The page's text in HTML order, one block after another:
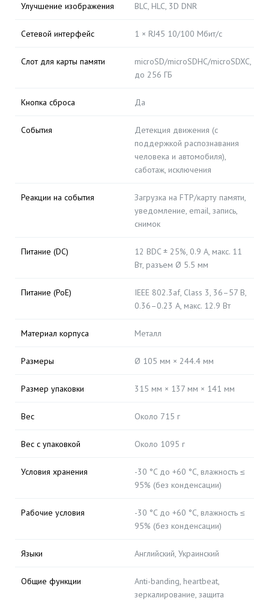
Улучшение изображения BLC, HLC, 3D DNR
Сетевой интерфейс 1 × RJ45 10/100 Мбит/с
Слот для карты памяти
microSD/microSDHC/microSDXC,
до 256 ГБ
Кнопка сброса Да
События
Детекция движения (с
поддержкой распознавания
человека и автомобиля),
саботаж, исключения
Реакции на события
Загрузка на FTP/карту памяти,
уведомление, email, запись,
снимок
Питание (DC)
12 ВDC ± 25%, 0.9 А, макс. 11
Вт, разъем Ø 5.5 мм
Питание (PoE)
IEEE 802.3af, Class 3, 36–57 В,
0.36–0.23 А, макс. 12.9 Вт
Материал корпуса Металл
Размеры Ø 105 мм × 244.4 мм
Размер упаковки 315 мм × 137 мм × 141 мм
Вес Около 715 г
Вес с упаковкой Около 1095 г
Условия хранения
-30 °C до +60 °C, влажность ≤
95% (без конденсации)
Рабочие условия
-30 °C до +60 °C, влажность ≤
95% (без конденсации)
Языки Английский, Украинский
Общие функции
Anti-banding, heartbeat,
зеркалирование, защита